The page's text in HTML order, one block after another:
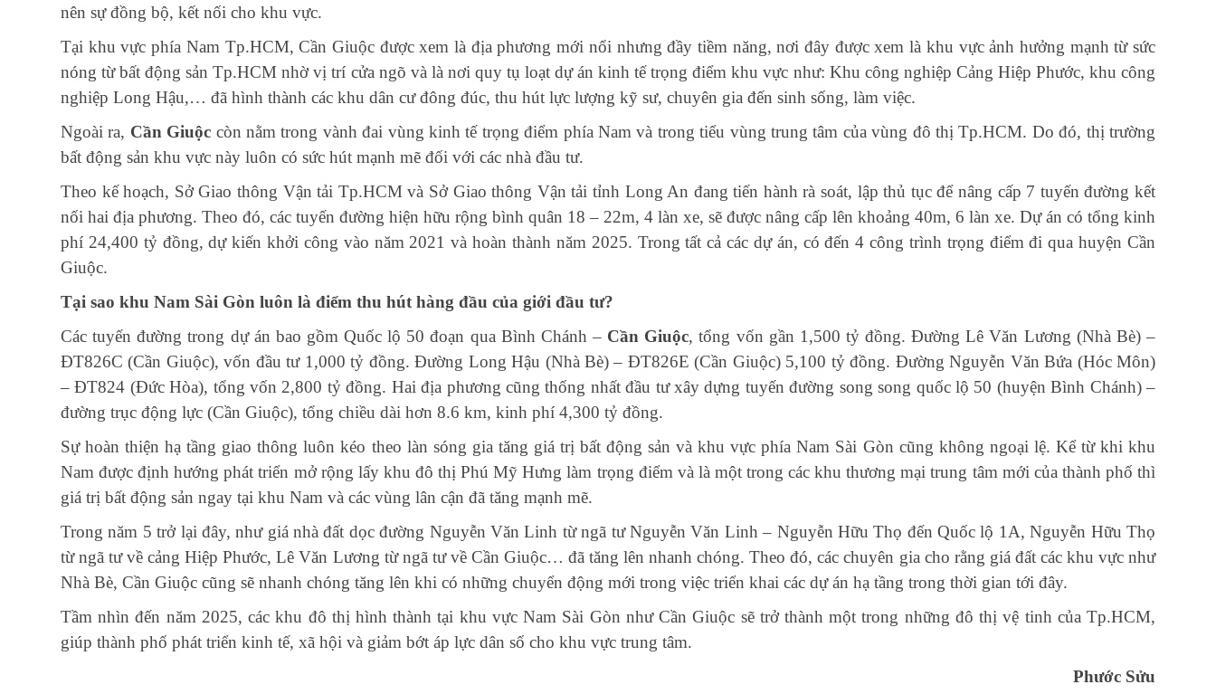
nên sự đồng bộ, kết nối cho khu vực.
Tại khu vực phía Nam Tp.HCM, Cần Giuộc được xem là địa phương mới nổi nhưng đầy tiềm năng, nơi đây được xem là khu vực ảnh hưởng mạnh từ sức
nóng từ bất động sản Tp.HCM nhờ vị trí cửa ngõ và là nơi quy tụ loạt dự án kinh tế trọng điểm khu vực như: Khu công nghiệp Cảng Hiệp Phước, khu công
nghiệp Long Hậu,… đã hình thành các khu dân cư đông đúc, thu hút lực lượng kỹ sư, chuyên gia đến sinh sống, làm việc.
Ngoài ra, Cần Giuộc còn nằm trong vành đai vùng kinh tế trọng điểm phía Nam và trong tiểu vùng trung tâm của vùng đô thị Tp.HCM. Do đó, thị trường
bất động sản khu vực này luôn có sức hút mạnh mẽ đối với các nhà đầu tư.
Theo kế hoạch, Sở Giao thông Vận tải Tp.HCM và Sở Giao thông Vận tải tỉnh Long An đang tiến hành rà soát, lập thủ tục để nâng cấp 7 tuyến đường kết
nối hai địa phương. Theo đó, các tuyến đường hiện hữu rộng bình quân 18 – 22m, 4 làn xe, sẽ được nâng cấp lên khoảng 40m, 6 làn xe. Dự án có tổng kinh
phí 24,400 tỷ đồng, dự kiến khởi công vào năm 2021 và hoàn thành năm 2025. Trong tất cả các dự án, có đến 4 công trình trọng điểm đi qua huyện Cần
Giuộc.
Tại sao khu Nam Sài Gòn luôn là điểm thu hút hàng đầu của giới đầu tư?
Các tuyến đường trong dự án bao gồm Quốc lộ 50 đoạn qua Bình Chánh – Cần Giuộc, tổng vốn gần 1,500 tỷ đồng. Đường Lê Văn Lương (Nhà Bè) –
ĐT826C (Cần Giuộc), vốn đầu tư 1,000 tỷ đồng. Đường Long Hậu (Nhà Bè) – ĐT826E (Cần Giuộc) 5,100 tỷ đồng. Đường Nguyễn Văn Bứa (Hóc Môn)
– ĐT824 (Đức Hòa), tổng vốn 2,800 tỷ đồng. Hai địa phương cũng thống nhất đầu tư xây dựng tuyến đường song song quốc lộ 50 (huyện Bình Chánh) –
đường trục động lực (Cần Giuộc), tổng chiều dài hơn 8.6 km, kinh phí 4,300 tỷ đồng.
Sự hoàn thiện hạ tầng giao thông luôn kéo theo làn sóng gia tăng giá trị bất động sản và khu vực phía Nam Sài Gòn cũng không ngoại lệ. Kể từ khi khu
Nam được định hướng phát triển mở rộng lấy khu đô thị Phú Mỹ Hưng làm trọng điểm và là một trong các khu thương mại trung tâm mới của thành phố thì
giá trị bất động sản ngay tại khu Nam và các vùng lân cận đã tăng mạnh mẽ.
Trong năm 5 trở lại đây, như giá nhà đất dọc đường Nguyễn Văn Linh từ ngã tư Nguyễn Văn Linh – Nguyễn Hữu Thọ đến Quốc lộ 1A, Nguyễn Hữu Thọ
từ ngã tư về cảng Hiệp Phước, Lê Văn Lương từ ngã tư về Cần Giuộc… đã tăng lên nhanh chóng. Theo đó, các chuyên gia cho rằng giá đất các khu vực như
Nhà Bè, Cần Giuộc cũng sẽ nhanh chóng tăng lên khi có những chuyển động mới trong việc triển khai các dự án hạ tầng trong thời gian tới đây.
Tầm nhìn đến năm 2025, các khu đô thị hình thành tại khu vực Nam Sài Gòn như Cần Giuộc sẽ trở thành một trong những đô thị vệ tinh của Tp.HCM,
giúp thành phố phát triển kinh tế, xã hội và giảm bớt áp lực dân số cho khu vực trung tâm.
Phước Sửu